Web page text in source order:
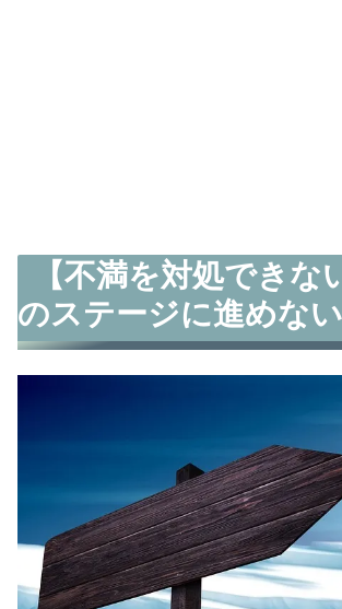
【不満を対処できな
のステージに進めない